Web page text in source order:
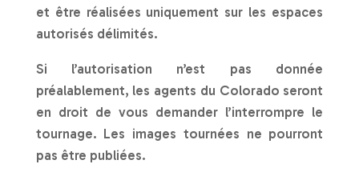
et être réalisées uniquement sur les espaces
autorisés délimités.
Si l’autorisation n’est pas donnée
préalablement, les agents du Colorado seront
en droit de vous demander l’interrompre le
tournage. Les images tournées ne pourront
pas être publiées.